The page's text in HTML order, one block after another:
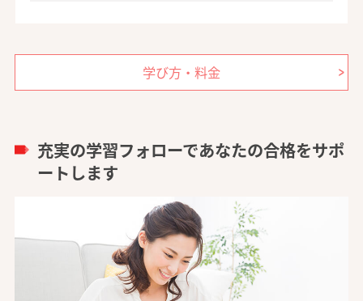
学び方・料金
充実の学習フォローであなたの合格をサポ
ートします